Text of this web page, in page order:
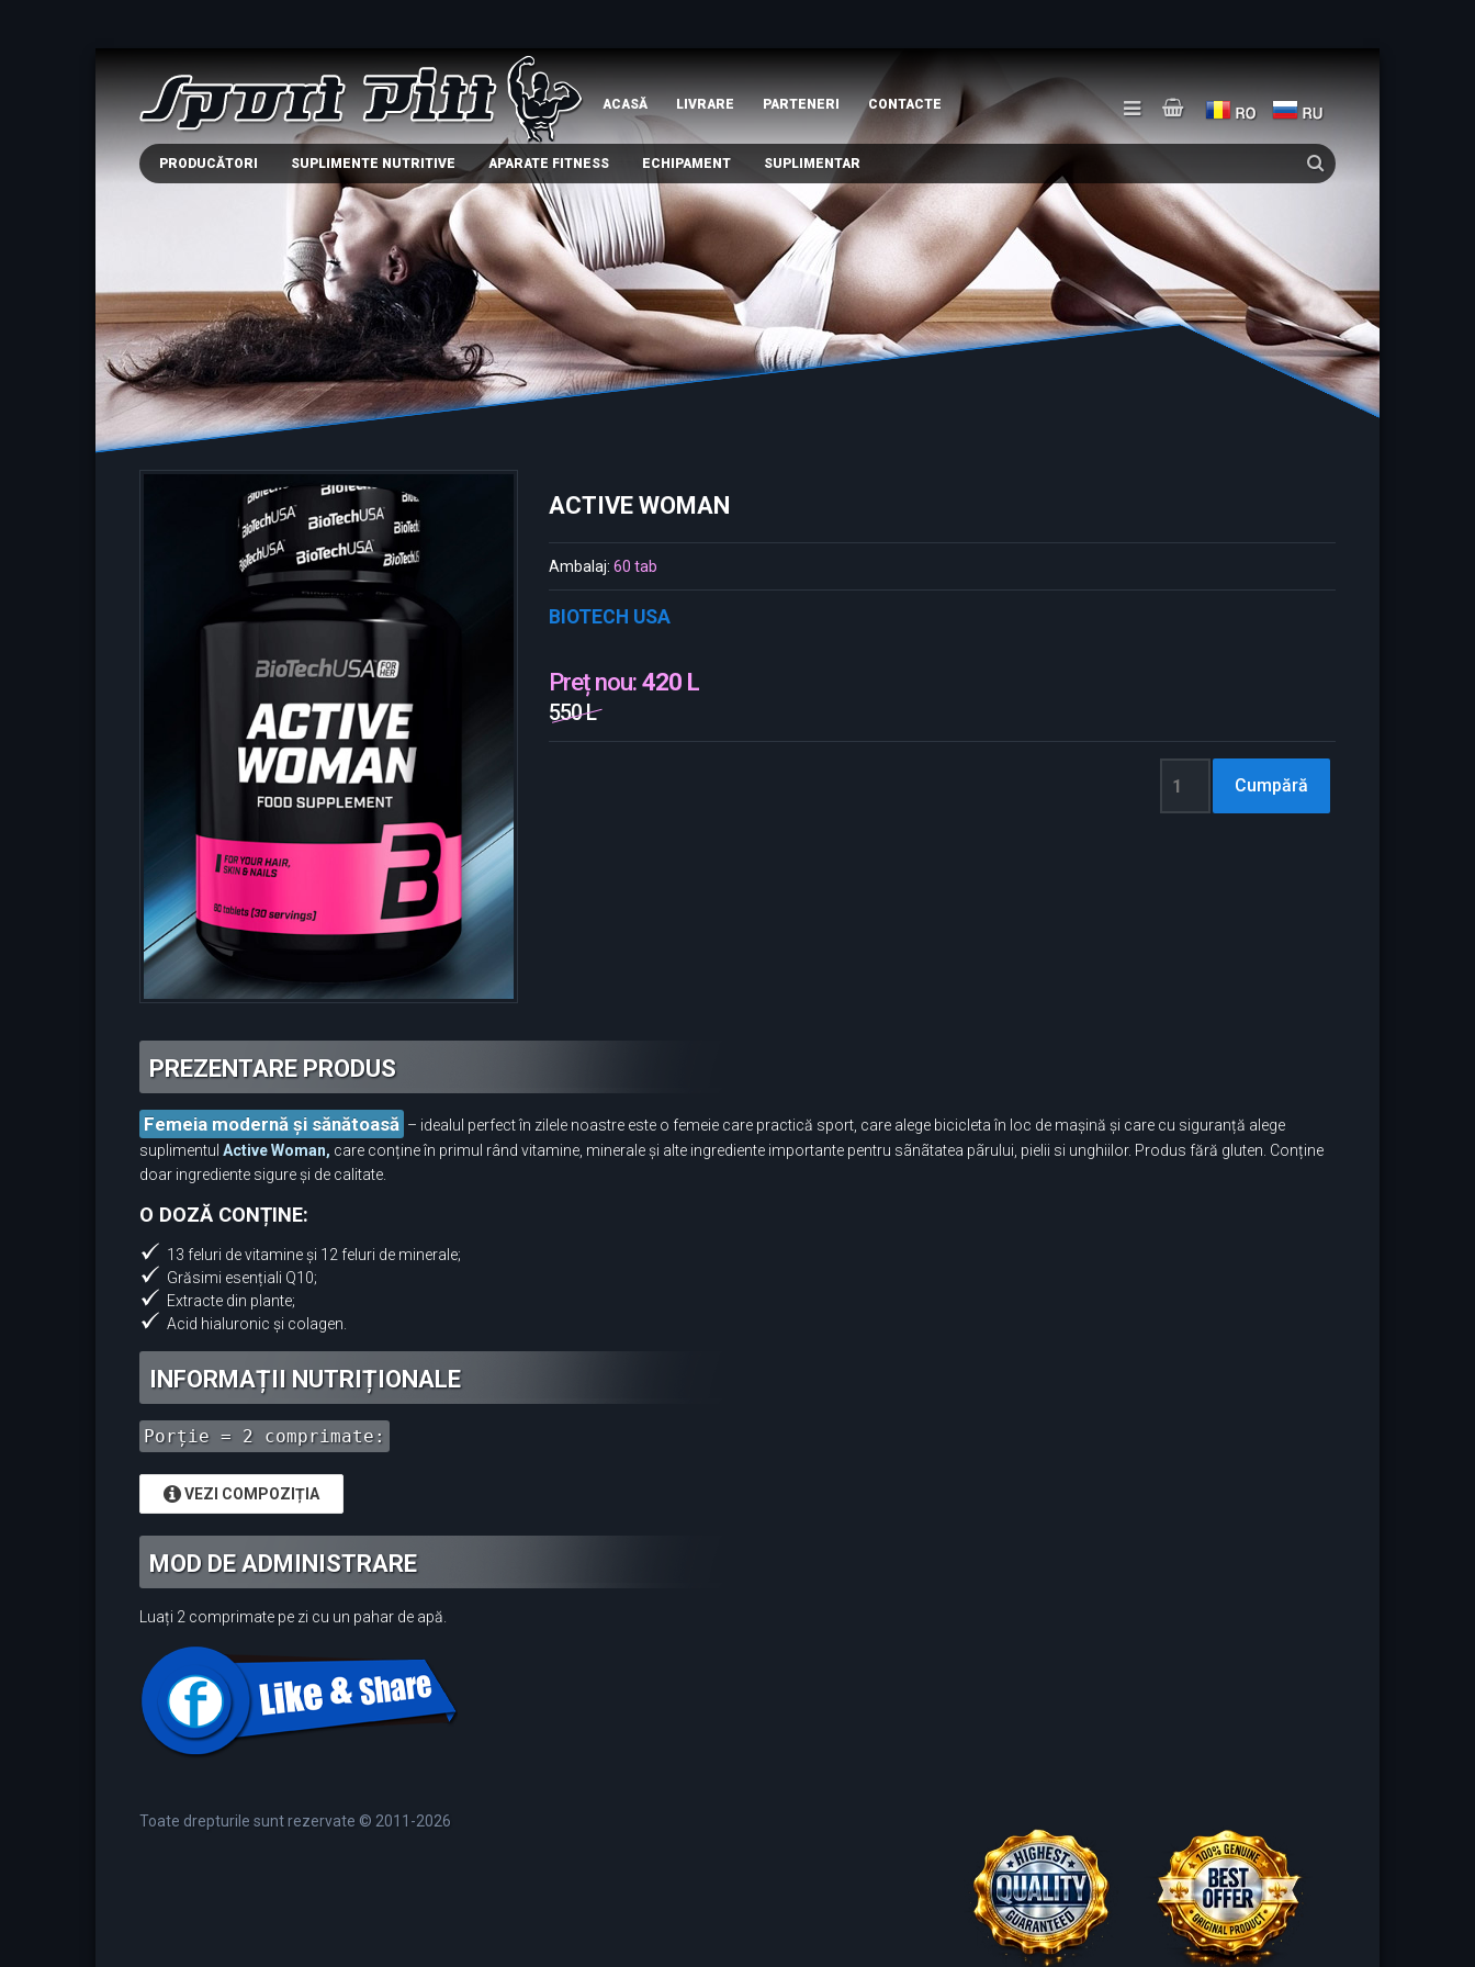
ACASĂ LIVRARE PARTENERI СONTACTE
PRODUCĂTORI SUPLIMENTE NUTRITIVE APARATE FITNESS ECHIPAMENT SUPLIMENTAR
ACTIVE WOMAN
Ambalaj: 60 tab
BIOTECH USA
Preț nou:420 L
550 L
PREZENTARE PRODUS
Femeia modernă și sănătoasă – idealul perfect în zilele noastre este o femeie care practică sport, care alege bicicleta în loc de mașină și care cu siguranță alege
suplimentul Active Woman, care conține în primul rând vitamine, minerale și alte ingrediente importante pentru sãnãtatea pãrului, pielii si unghiilor. Produs fără gluten. Conține
doar ingrediente sigure și de calitate.
O DOZĂ CONȚINE:
13 feluri de vitamine și 12 feluri de minerale;
Grăsimi esențiali Q10;
Extracte din plante;
Acid hialuronic și colagen.
INFORMAȚII NUTRIȚIONALE
Porție = 2 comprimate:
VEZI COMPOZIȚIA
MOD DE ADMINISTRARE
Luați 2 comprimate pe zi cu un pahar de apă.
Toate drepturile sunt rezervate © 2011-2026